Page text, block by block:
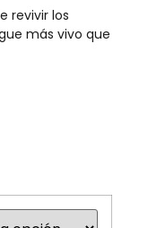
revivir los
más vivo que